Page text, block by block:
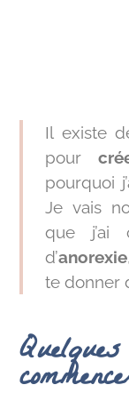
Il existe
pour
pourquoi
Je vais
que j’ai
d’anorexie
te donner